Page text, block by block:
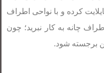
کرده و با نواحی اطراف
چانه به کار نبرید؛ چون
برجسته شود.